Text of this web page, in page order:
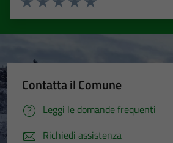
Valuta 5 stelle su 5
Valuta 4 stelle su 5
Valuta 3 stelle su 5
Valuta 2 stelle su 5
Valuta 1 stelle su 5
Contatta il Comune
Leggi le domande frequenti
Richiedi assistenza